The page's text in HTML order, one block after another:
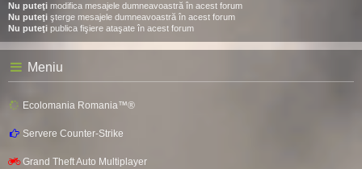
Nu puteţi modifica mesajele dumneavoastră în acest forum
Nu puteţi şterge mesajele dumneavoastră în acest forum
Nu puteţi publica fişiere ataşate în acest forum
Meniu
Ecolomania Romania™®
Servere Counter-Strike
Grand Theft Auto Multiplayer